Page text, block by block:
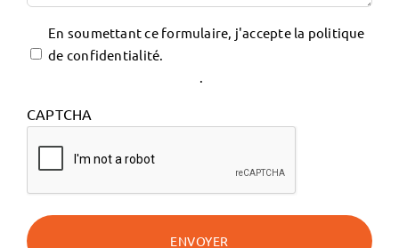
privée
En soumettant ce formulaire, j'accepte la politique
de confidentialité.
.
CAPTCHA